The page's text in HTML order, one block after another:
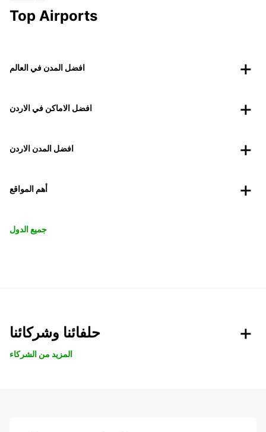
Top Airports
افضل المدن في العالم
افضل الاماكن في الاردن
افضل المدن الاردن
أهم المواقع
جميع الدول
حلفائنا وشركائنا
المزيد من الشركاء